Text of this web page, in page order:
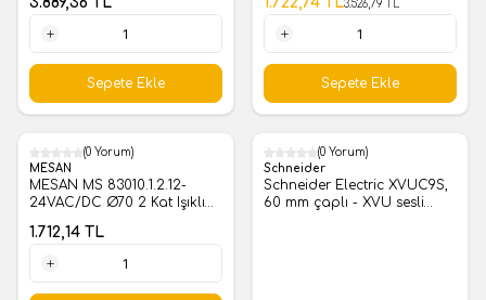
1 Adet
Sepete Ekle
IP65 - 24 V 3.526,79
1 Adet
Sepete Ekle
(0 Yorum)
MESAN
MESAN MS 83010.1.2.12-
24VAC/DC Ø70 2 Kat Işıklı
Taban Montaj
1.712,14 TL
1 Adet
(0 Yorum)
Schneider
Schneider Electric XVUC9S,
60 mm çaplı - XVU sesli